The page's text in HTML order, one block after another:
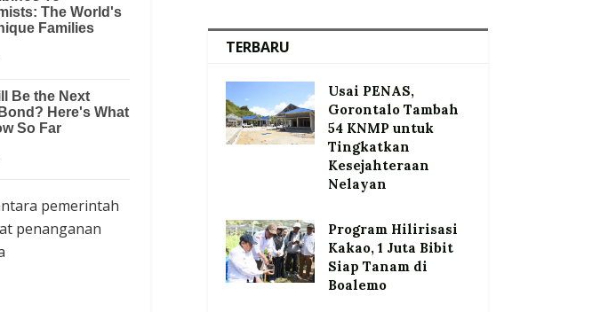
pemerintah
penanganan
TERBARU
Usai PENAS,
Gorontalo Tambah
54 KNMP untuk
Tingkatkan
Kesejahteraan
Nelayan
Program Hilirisasi
Kakao, 1 Juta Bibit
Siap Tanam di
Boalemo